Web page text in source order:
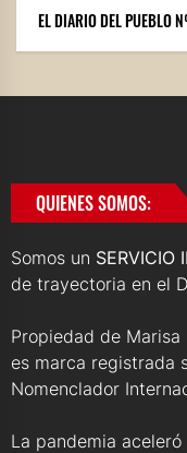
EL DIARIO DEL PUEBLO
QUIENES SOMOS:
Somos un SERVICIO
de trayectoria en el
Propiedad de Marisa
es marca registrada
Nomenclador
La pandemia